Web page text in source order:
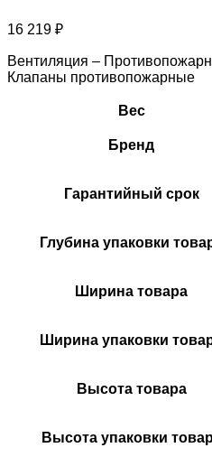
16 219 ₽
Вентиляция –
Клапаны противопожарные
Вес
Бренд
Гарантийный срок
Глубина упаковки
Ширина товара
Ширина упаковки
Высота товара
Высота упаковки